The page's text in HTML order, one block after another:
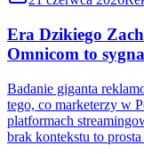
Era Dzikiego
Omnicom to
Badanie giganta
tego, co marketerzy w
platformach
brak kontekstu to